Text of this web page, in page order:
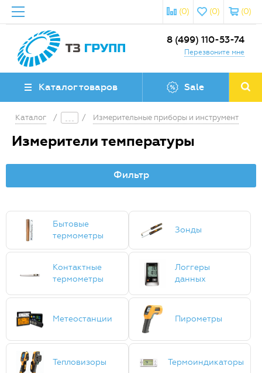
(0)
(0)
(0)
8 (499) 110-53-74
Перезвоните мне
Каталог товаров Sale
Каталог / / Измерительные приборы и инструмент
Измерители температуры
Фильтр
Бытовые
термометры
Зонды
Контактные
термометры
Логгеры
данных
Метеостанции Пирометры
Тепловизоры Термоиндикаторы